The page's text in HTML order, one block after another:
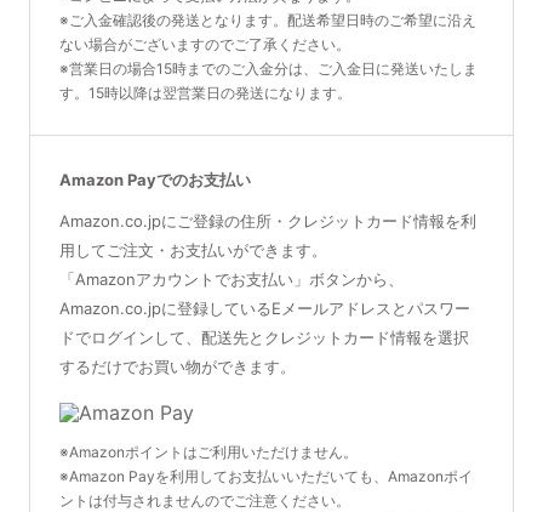
※ご入金確認後の発送となります。配送希望日時のご希望に沿え
ない場合がございますのでご了承ください。
※営業日の場合15時までのご入金分は、ご入金日に発送いたしま
す。15時以降は翌営業日の発送になります。
Amazon Payでのお支払い
Amazon.co.jpにご登録の住所・クレジットカード情報を利
用してご注文・お支払いができます。
「Amazonアカウントでお支払い」ボタンから、
Amazon.co.jpに登録しているEメールアドレスとパスワー
ドでログインして、配送先とクレジットカード情報を選択
するだけでお買い物ができます。
※Amazonポイントはご利用いただけません。
※Amazon Payを利用してお支払いいただいても、Amazonポイ
ントは付与されませんのでご注意ください。